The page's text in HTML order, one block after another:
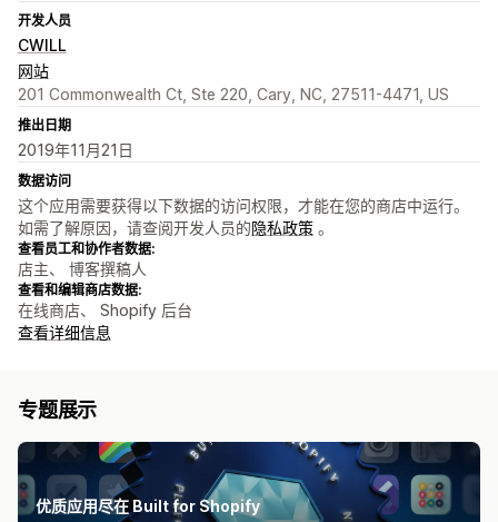
开发人员
CWILL
网站
201 Commonwealth Ct, Ste 220, Cary, NC, 27511-4471, US
推出日期
2019年11月21日
数据访问
这个应用需要获得以下数据的访问权限，才能在您的商店中运行。
如需了解原因，请查阅开发人员的隐私政策 。
查看员工和协作者数据:
店主、 博客撰稿人
查看和编辑商店数据:
在线商店、 Shopify 后台
查看详细信息
专题展示
优质应用尽在 Built for Shopify